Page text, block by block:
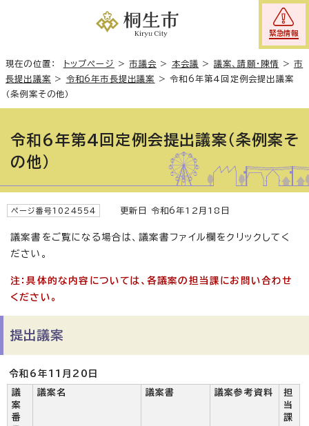
緊急情報
現在の位置： トップページ >市議会 > 本会議 > 議案、請願・陳情 >市
長提出議案 > 令和6年市長提出議案 >令和6年第4回定例会提出議案
（条例案その他）
令和6年第4回定例会提出議案（条例案そ
の他）
ページ番号1024554 更新日 令和6年12月18日
議案書をご覧になる場合は、議案書ファイル欄をクリックしてく
ださい。
注：具体的な内容については、各議案の担当課にお問い合わせ
ください。
提出議案
令和6年11月20日
議
案
番
議案名 議案書 議案参考資料
担
当
課